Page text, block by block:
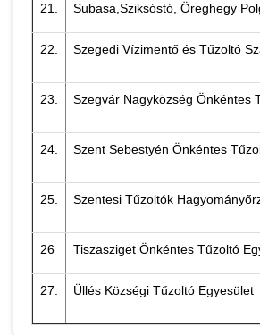
21. Subasa,Sziksóstó, Öreghegy
22. Szegedi Vízimentő és Tűzoltó
23. Szegvár Nagyközség Önkéntes
24. Szent Sebestyén Önkéntes
25. Szentesi Tűzoltók
26 Tiszasziget Önkéntes Tűzoltó
27. Üllés Községi Tűzoltó Egyesület